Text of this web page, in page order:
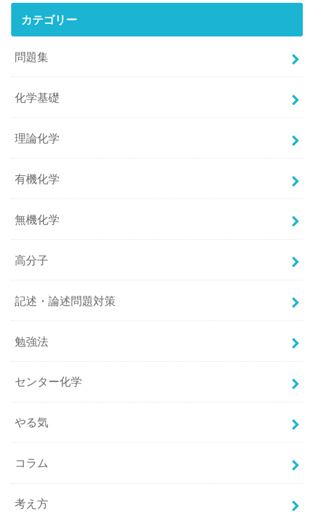
カテゴリー
問題集
化学基礎
理論化学
有機化学
無機化学
高分子
記述・論述問題対策
勉強法
センター化学
やる気
コラム
考え方